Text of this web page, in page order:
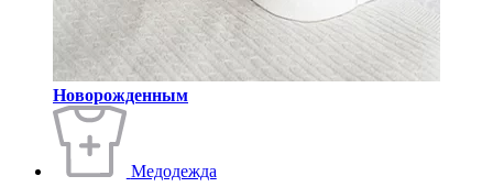
Новорожденным
Медодежда